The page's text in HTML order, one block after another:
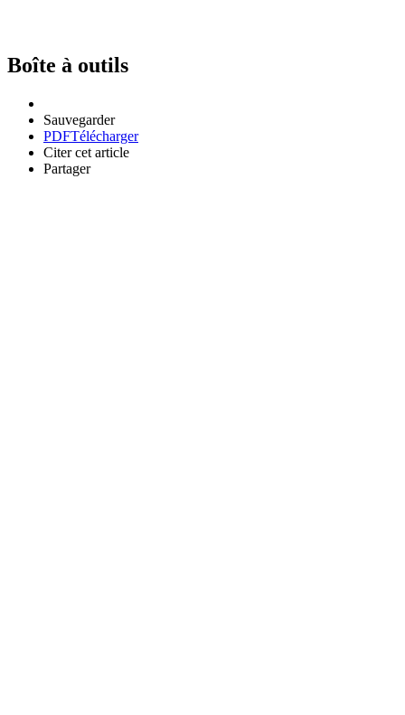
Boîte à outils
Sauvegarder
PDFTélécharger
Citer cet article
Partager